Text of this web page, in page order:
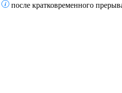
после кратковременного